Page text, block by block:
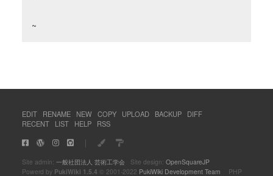
EDIT RENAME NEW COPY UPLOAD BACKUP
DIFF
RECENT
LIST HELP RSS
｜
Site admin: 一般社団法人 芸術工学会Site design: OpenSquareJP
Powerd by PukiWiki 1.5.4 © 2001-2022 PukiWiki Development Team PHP